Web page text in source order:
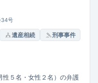
しやすい体制を整えてい
34号
遺産相続
刑事事件
５名・女性２名）の弁護